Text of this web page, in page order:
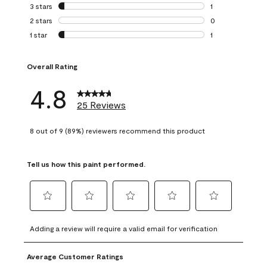
0 reviews with 4
3 stars stars
1
1 review with 3
2 stars stars
0
0 reviews with 2
1 star stars
1
Overall Rating
4.8 25 Reviews
8 out of 9 (89%) reviewers recommend this product
Tell us how this paint performed.
to
rate
the
item
to
rate
the
to
rate
the
item
to
rate
to
rate
Adding a review will require a valid email for verification
Average Customer Ratings